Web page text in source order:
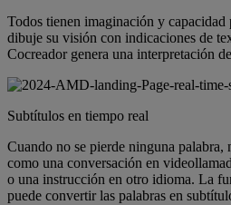
Todos tienen imaginación y capacidad
dibuje su visión con indicaciones de
Cocreador genera una interpretación
Subtítulos en tiempo real
Cuando no se pierde ninguna palabra,
como una conversación en
o una instrucción en otro idioma. La
puede convertir las palabras en